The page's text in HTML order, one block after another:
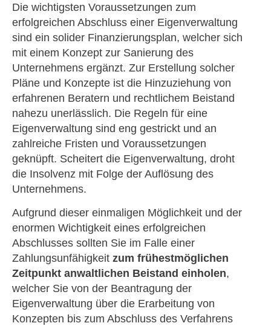
Die wichtigsten Voraussetzungen zum
erfolgreichen Abschluss einer Eigenverwaltung
sind ein solider Finanzierungsplan, welcher sich
mit einem Konzept zur Sanierung des
Unternehmens ergänzt. Zur Erstellung solcher
Pläne und Konzepte ist die Hinzuziehung von
erfahrenen Beratern und rechtlichem Beistand
nahezu unerlässlich. Die Regeln für eine
Eigenverwaltung sind eng gestrickt und an
zahlreiche Fristen und Voraussetzungen
geknüpft. Scheitert die Eigenverwaltung, droht
die Insolvenz mit Folge der Auflösung des
Unternehmens.
Aufgrund dieser einmaligen Möglichkeit und der
enormen Wichtigkeit eines erfolgreichen
Abschlusses sollten Sie im Falle einer
Zahlungsunfähigkeit zum frühestmöglichen
Zeitpunkt anwaltlichen Beistand einholen,
welcher Sie von der Beantragung der
Eigenverwaltung über die Erarbeitung von
Konzepten bis zum Abschluss des Verfahrens